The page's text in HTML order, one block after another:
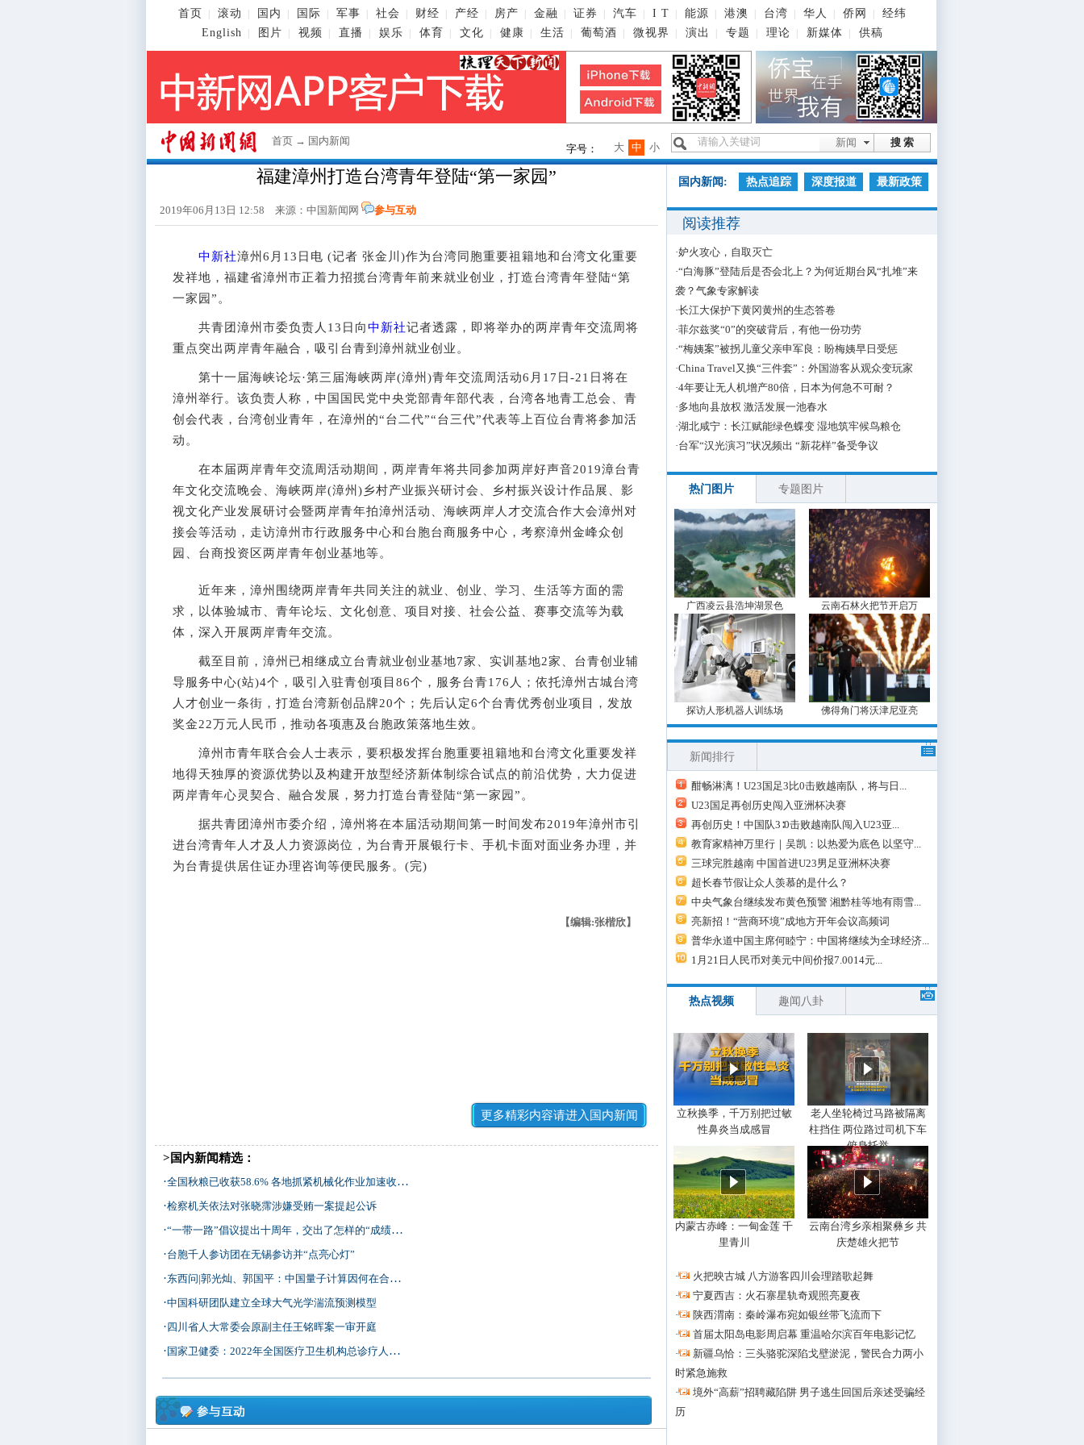
首页 滚动 国内 国际 军事 社会 财经 产经 房产 金融 证券 汽车 I T 能源 港澳 台湾 华人 侨网
经纬
English
图片 视频 直播 娱乐 体育 文化 健康 生活 葡萄酒 微视界 演出 专题 理论 新媒体 供稿
首页 → 国内新闻 搜 索
新闻
字号： 小
中
大
福建漳州打造台湾青年登陆“第一家园”
2019年06月13日 12:58 来源： 中国新闻网 参与互动
中新社漳州6月13日电 (记者 张金川)作为台湾同胞重要祖籍地和台湾文化重要
发祥地，福建省漳州市正着力招揽台湾青年前来就业创业，打造台湾青年登陆“第
一家园”。
共青团漳州市委负责人13日向中新社记者透露，即将举办的两岸青年交流周将
重点突出两岸青年融合，吸引台青到漳州就业创业。
第十一届海峡论坛·第三届海峡两岸(漳州)青年交流周活动6月17日-21日将在
漳州举行。该负责人称，中国国民党中央党部青年部代表，台湾各地青工总会、青
创会代表，台湾创业青年，在漳州的“台二代”“台三代”代表等上百位台青将参加活
动。
在本届两岸青年交流周活动期间，两岸青年将共同参加两岸好声音2019漳台青
年文化交流晚会、海峡两岸(漳州)乡村产业振兴研讨会、乡村振兴设计作品展、影
视文化产业发展研讨会暨两岸青年拍漳州活动、海峡两岸人才交流合作大会漳州对
接会等活动，走访漳州市行政服务中心和台胞台商服务中心，考察漳州金峰众创
园、台商投资区两岸青年创业基地等。
近年来，漳州围绕两岸青年共同关注的就业、创业、学习、生活等方面的需
求，以体验城市、青年论坛、文化创意、项目对接、社会公益、赛事交流等为载
体，深入开展两岸青年交流。
截至目前，漳州已相继成立台青就业创业基地7家、实训基地2家、台青创业辅
导服务中心(站)4个，吸引入驻青创项目86个，服务台青176人；依托漳州古城台湾
人才创业一条街，打造台湾新创品牌20个；先后认定6个台青优秀创业项目，发放
奖金22万元人民币，推动各项惠及台胞政策落地生效。
漳州市青年联合会人士表示，要积极发挥台胞重要祖籍地和台湾文化重要发祥
地得天独厚的资源优势以及构建开放型经济新体制综合试点的前沿优势，大力促进
两岸青年心灵契合、融合发展，努力打造台青登陆“第一家园”。
据共青团漳州市委介绍，漳州将在本届活动期间第一时间发布2019年漳州市引
进台湾青年人才及人力资源岗位，为台青开展银行卡、手机卡面对面业务办理，并
为台青提供居住证办理咨询等便民服务。(完)
【编辑:张楷欣】
更多精彩内容请进入国内新闻
>国内新闻精选：
·全国秋粮已收获58.6% 各地抓紧机械化作业加速收获进度
·检察机关依法对张晓霈涉嫌受贿一案提起公诉
·“一带一路”倡议提出十周年，交出了怎样的“成绩单”？
·台胞千人参访团在无锡参访并“点亮心灯”
·东西问|郭光灿、郭国平：中国量子计算因何在合肥集聚？
·中国科研团队建立全球大气光学湍流预测模型
·四川省人大常委会原副主任王铭晖案一审开庭
·国家卫健委：2022年全国医疗卫生机构总诊疗人次84.2亿
国内新闻: 热点追踪 深度报道 最新政策
阅读推荐
·妒火攻心，自取灭亡
·“白海豚”登陆后是否会北上？为何近期台风“扎堆”来
袭？气象专家解读
·长江大保护下黄冈黄州的生态答卷
·菲尔兹奖“0”的突破背后，有他一份功劳
·“梅姨案”被拐儿童父亲申军良：盼梅姨早日受惩
·China Travel又换“三件套”：外国游客从观众变玩家
·4年要让无人机增产80倍，日本为何急不可耐？
·多地向县放权 激活发展一池春水
·湖北咸宁：长江赋能绿色蝶变 湿地筑牢候鸟粮仓
·台军“汉光演习”状况频出 “新花样”备受争议
热门图片 专题图片
广西凌云县浩坤湖景色 云南石林火把节开启万
探访人形机器人训练场 佛得角门将沃津尼亚亮
新闻排行
酣畅淋漓！U23国足3比0击败越南队，将与日...
U23国足再创历史闯入亚洲杯决赛
再创历史！中国队3∶0击败越南队闯入U23亚...
教育家精神万里行｜吴凯：以热爱为底色 以坚守...
三球完胜越南 中国首进U23男足亚洲杯决赛
超长春节假让众人羡慕的是什么？
中央气象台继续发布黄色预警 湘黔桂等地有雨雪...
亮新招！“营商环境”成地方开年会议高频词
普华永道中国主席何睦宁：中国将继续为全球经济...
1月21日人民币对美元中间价报7.0014元...
热点视频 趣闻八卦
立秋换季，千万别把过敏
性鼻炎当成感冒
老人坐轮椅过马路被隔离
柱挡住 两位路过司机下车
俯身托举
内蒙古赤峰：一甸金莲 千
里青川
云南台湾乡亲相聚彝乡 共
庆楚雄火把节
·
火把映古城 八方游客四川会理踏歌起舞
·
宁夏西吉：火石寨星轨奇观照亮夏夜
·
陕西渭南：秦岭瀑布宛如银丝带飞流而下
·
首届太阳岛电影周启幕 重温哈尔滨百年电影记忆
·
新疆乌恰：三头骆驼深陷戈壁淤泥，警民合力两小
时紧急施救
·
境外“高薪”招聘藏陷阱 男子逃生回国后亲述受骗经
历